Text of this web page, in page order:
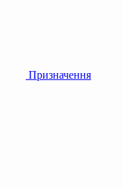
Призначення